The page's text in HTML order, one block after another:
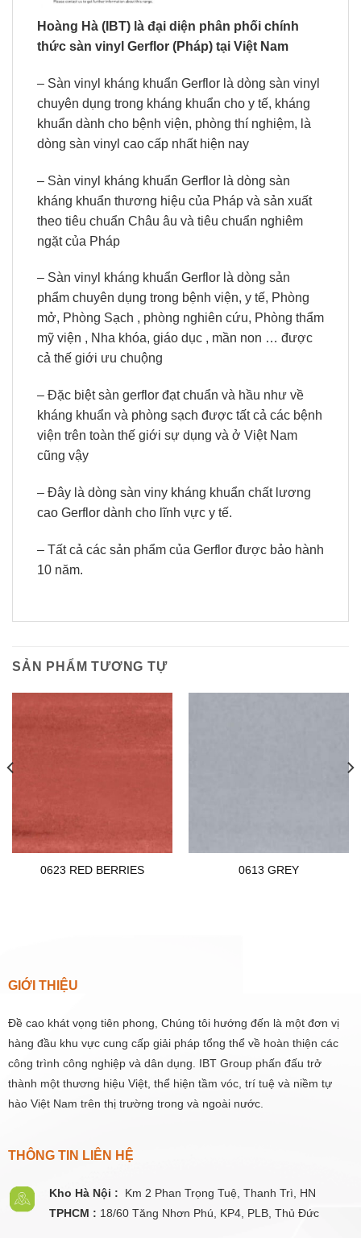
Hoàng Hà (IBT) là đại diện phân phối chính
thức sàn vinyl Gerflor (Pháp) tại Việt Nam
– Sàn vinyl kháng khuẩn Gerflor là dòng sàn vinyl
chuyên dụng trong kháng khuẩn cho y tế, kháng
khuẩn dành cho bệnh viện, phòng thí nghiệm, là
dòng sàn vinyl cao cấp nhất hiện nay
– Sàn vinyl kháng khuẩn Gerflor là dòng sàn
kháng khuẩn thương hiệu của Pháp và sản xuất
theo tiêu chuẩn Châu âu và tiêu chuẩn nghiêm
ngặt của Pháp
– Sàn vinyl kháng khuẩn Gerflor là dòng sản
phẩm chuyên dụng trong bệnh viện, y tế, Phòng
mở, Phòng Sạch , phòng nghiên cứu, Phòng thẩm
mỹ viện , Nha khóa, giáo dục , mần non … được
cả thế giới ưu chuộng
– Đặc biệt sàn gerflor đạt chuẩn và hầu như về
kháng khuẩn và phòng sạch được tất cả các bệnh
viện trên toàn thế giới sự dụng và ở Việt Nam
cũng vậy
– Đây là dòng sàn viny kháng khuẩn chất lương
cao Gerflor dành cho lĩnh vực y tế.
– Tất cả các sản phẩm của Gerflor được bảo hành
10 năm.
SẢN PHẨM TƯƠNG TỰ
0623 RED BERRIES 0613 GREY
GIỚI THIỆU
Đề cao khát vọng tiên phong, Chúng tôi hướng đến là một đơn vị
hàng đầu khu vực cung cấp giải pháp tổng thể về hoàn thiện các
công trình công nghiệp và dân dụng. IBT Group phấn đấu trở
thành một thương hiệu Việt, thể hiện tầm vóc, trí tuệ và niềm tự
hào Việt Nam trên thị trường trong và ngoài nước.
THÔNG TIN LIÊN HỆ
Kho Hà Nội : Km 2 Phan Trọng Tuệ, Thanh Trì, HN
TPHCM : 18/60 Tăng Nhơn Phú, KP4, PLB, Thủ Đức